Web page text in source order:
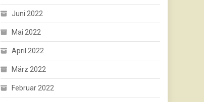
Juni 2022
Mai 2022
April 2022
März 2022
Februar 2022